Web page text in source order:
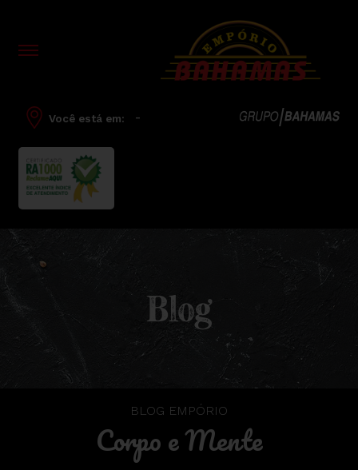
Você está em: -
Blog
BLOG EMPÓRIO
Corpo e Mente